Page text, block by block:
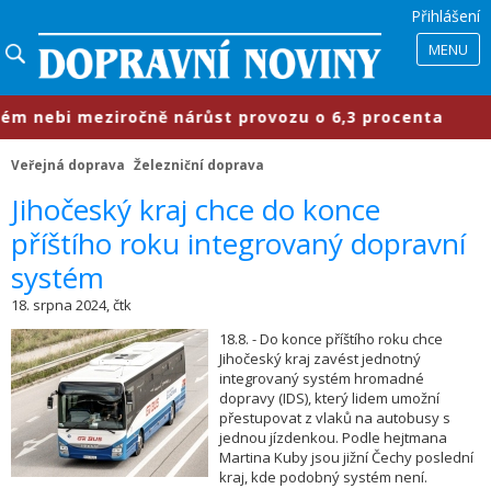
Přihlášení
MENU
meziročně nárůst provozu o 6,3 procenta
Veřejná doprava Železniční doprava
Jihočeský kraj chce do konce
příštího roku integrovaný dopravní
systém
18. srpna 2024, čtk
18.8. - Do konce příštího roku chce
Jihočeský kraj zavést jednotný
integrovaný systém hromadné
dopravy (IDS), který lidem umožní
přestupovat z vlaků na autobusy s
jednou jízdenkou. Podle hejtmana
Martina Kuby jsou jižní Čechy poslední
kraj, kde podobný systém není.